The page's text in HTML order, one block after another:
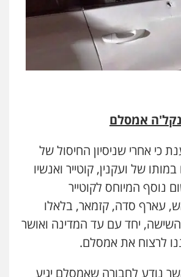
אמסלם
כי אחרי שניסיון החיסול של
של ועקנין, קוטייר ואנשיו
נוסף המיוחס לקוטייר
עארף סדה, קזמאר, בלאלו
השישה, יחד עם עד המדינה ואושר
לרצוח את אמסלם.
נודע לחבורה שאמסלם יגיע